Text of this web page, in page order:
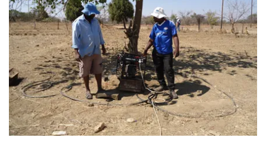
Arbeitseinsatz_J.Blank 2016
Werkarbeiten 2015
Marktstand Nürtingen 2015
Bilder aus Zimbabwe